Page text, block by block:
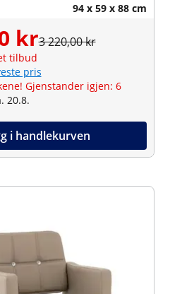
94 x 59 x 88 cm
kr3 220,00 kr
tilbud
pris
Gjenstander igjen: 6
20.8.
i handlekurven